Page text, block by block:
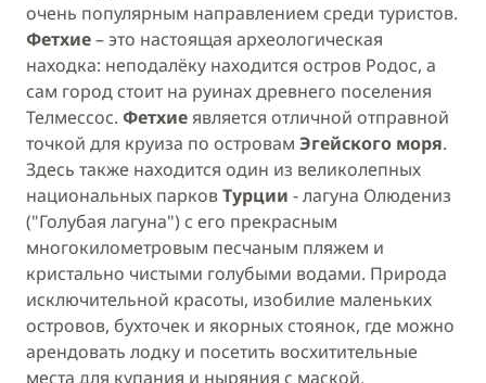
очень популярным направлением среди туристов.
Фетхие– это настоящая археологическая
находка: неподалёку находится остров Родос, а
сам город стоит на руинах древнего поселения
Телмессос. Фетхиеявляется отличной отправной
точкой для круиза по островам Эгейского моря.
Здесь также находится один из великолепных
национальных парковТурции - лагуна Олюдениз
("Голубая лагуна") с его прекрасным
многокилометровым песчаным пляжем и
кристально чистыми голубыми водами. Природа
исключительной красоты, изобилие маленьких
островов, бухточек и якорных стоянок, где можно
арендовать лодку и посетить восхитительные
места для купания и ныряния с маской,